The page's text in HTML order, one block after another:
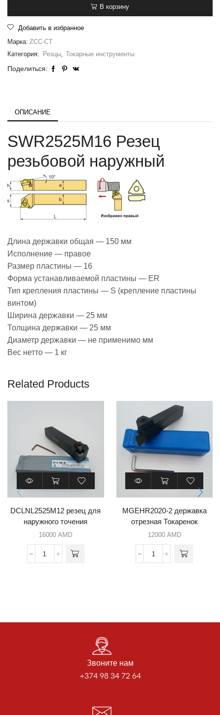
В корзину
Добавить в избранное
Марка: ZCC-CT
Категория:
Резцы, Токарные инструменты
Поделиться:
ОПИСАНИЕ
SWR2525M16 Резец
резьбовой наружный
Длина державки общая — 150 мм
Исполнение — правое
Размер пластины — 16
Форма устанавливаемой пластины — ER
Тип крепления пластины — S (крепление пластины
винтом)
Ширина державки — 25 мм
Толщина державки — 25 мм
Диаметр державки — не применимо мм
Вес нетто — 1 кг
Related Products
DCLNL2525M12 резец для
наружного точения
16000AMD
MGEHR2020-2 державка
отрезная Токаренок
12000 AMD
Звоните нам
+374 98 34 72 64